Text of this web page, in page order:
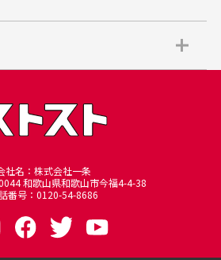
払い方法は現金のみとなりま
全国一律800円)＋代引手数料(一
額
きます。
は銀行振り込みをご利用されるようお願
が過ぎてもお受け取り頂けない場合、
のでご注意下さいませ、再発送の場合は
たします。
行振込となり、7日以内にお振込頂けな
とさせて頂きますのでご了承下さいま
社名：株式会社一条
和歌山県和歌山市今福4-4-38
番号：0120-54-8686